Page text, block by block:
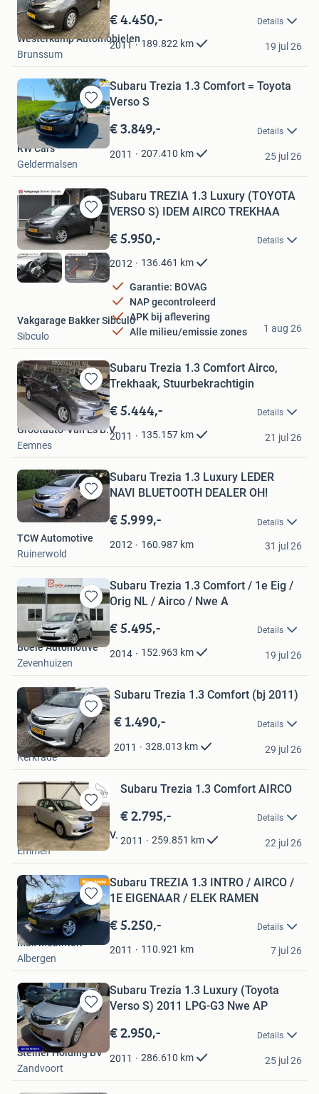
in
Mijn
Favorieten
€ 4.450,- Details
2011 189.822 km
Westerkamp Automobielen
Brunssum
19 jul 26
Bewaren
in
Mijn
Favorieten
Subaru Trezia 1.3 Comfort = Toyota
Verso S
€ 3.849,- Details
2011 207.410 km
RW Cars
Geldermalsen
25 jul 26
Bewaren
in
Mijn
Favorieten
Subaru TREZIA 1.3 Luxury (TOYOTA
VERSO S) IDEM AIRCO TREKHAA
€ 5.950,- Details
2012 136.461 km
Garantie: BOVAG
NAP gecontroleerd
APK bij aflevering
Alle milieu/emissie zones
Vakgarage Bakker Sibculo
Sibculo
1 aug 26
Bewaren
in
Mijn
Favorieten
Subaru Trezia 1.3 Comfort Airco,
Trekhaak, Stuurbekrachtigin
€ 5.444,- Details
2011 135.157 km
Grootauto-Van Es B.V.
Eemnes
21 jul 26
Bewaren
in
Favorieten
Subaru Trezia 1.3 Luxury LEDER
NAVI BLUETOOTH DEALER OH!
€ 5.999,- Details
2012 160.987 km
TCW Automotive
Ruinerwold
31 jul 26
Bewaren
in
Mijn
Favorieten
Subaru Trezia 1.3 Comfort / 1e Eig /
Orig NL / Airco / Nwe A
€ 5.495,- Details
2014 152.963 km
Boele Automotive
Zevenhuizen
19 jul 26
Bewaren
in
Mijn
Favorieten
Subaru Trezia 1.3 Comfort (bj 2011)
€ 1.490,- Details
2011 328.013 km
Horsmans Auto B.V.
Kerkrade
29 jul 26
Bewaren
in
Mijn
Favorieten
Subaru Trezia 1.3 Comfort AIRCO
€ 2.795,- Details
2011 259.851 km
Autohuys Drenthe B.V.
Emmen
22 jul 26
Bewaren
in
Favorieten
Subaru TREZIA 1.3 INTRO / AIRCO /
1E EIGENAAR / ELEK RAMEN
€ 5.250,- Details
2011 110.921 km
Max Mobiliteit
Albergen
7 jul 26
Bewaren
in
Mijn
Favorieten
Subaru Trezia 1.3 Luxury (Toyota
Verso S) 2011 LPG-G3 Nwe AP
€ 2.950,- Details
2011 286.610 km
Steiner Holding BV
Zandvoort
25 jul 26